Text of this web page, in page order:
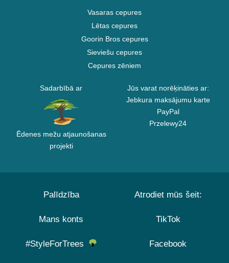
Vasaras cepures
Lētas cepures
Goorin Bros cepures
Sieviešu cepures
Cepures zēniem
Sadarbībā ar
Ēdenes mežu atjaunošanas
projekti
Jūs varat norēķināties ar:
Jebkura maksājumu karte
PayPal
Przelewy24
Palīdzība
Mans konts
#StyleForTrees
Atrodiet mūs šeit:
TikTok
Facebook